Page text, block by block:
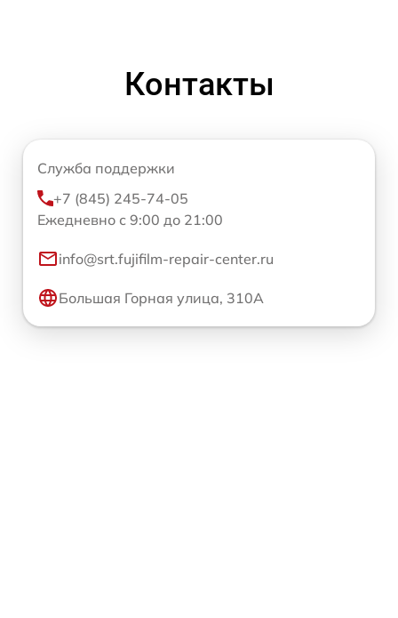
Контакты
Служба поддержки
+7 (845) 245-74-05
Ежедневно с 9:00 до 21:00
info@srt.fujifilm-repair-center.ru
Большая Горная улица, 310А